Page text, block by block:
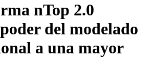
nTop 2.0
del modelado
a una mayor